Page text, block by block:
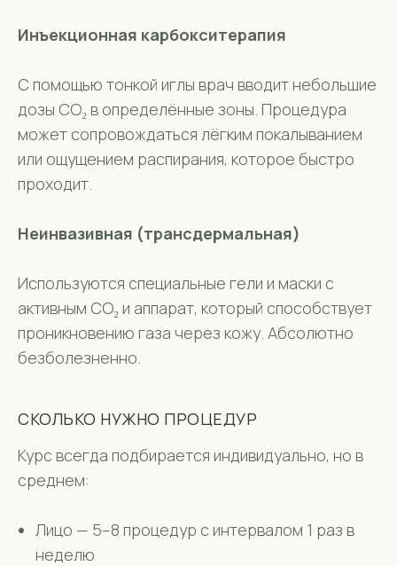
Инъекционная карбокситерапия
С помощью тонкой иглы врач вводит небольшие
дозы CO₂ в определённые зоны. Процедура
может сопровождаться лёгким покалыванием
или ощущением распирания, которое быстро
проходит.
Неинвазивная (трансдермальная)
Используются специальные гели и маски с
активным CO₂ и аппарат, который способствует
проникновению газа через кожу. Абсолютно
безболезненно.
СКОЛЬКО НУЖНО ПРОЦЕДУР
Курс всегда подбирается индивидуально, но в
среднем:
Лицо — 5–8 процедур с интервалом 1 раз в
неделю